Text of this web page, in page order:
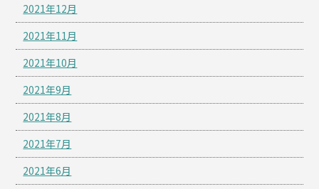
2021年12月
2021年11月
2021年10月
2021年9月
2021年8月
2021年7月
2021年6月